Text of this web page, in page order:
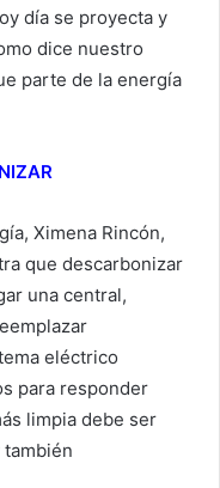
día se proyecta y
dice nuestro
parte de la energía
Ximena Rincón,
que descarbonizar
una central,
eléctrico
para responder
limpia debe ser